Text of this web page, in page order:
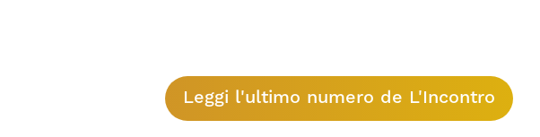
Leggi l'ultimo numero de L'Incontro